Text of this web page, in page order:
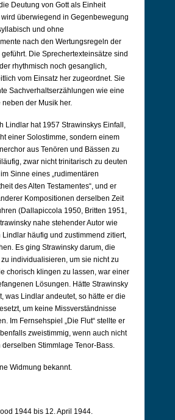
Deutung von Gott als Einheit
überwiegend in Gegenbewegung
und ohne
nach den Wertungsregeln der
Die Sprechertexteinsätze sind
rhythmisch noch gesanglich,
vom Einsatz her zugeordnet. Sie
Sachverhaltserzählungen wie eine
der Musik her.
Lindlar hat 1957 Strawinskys Einfall,
einer Solostimme, sondern einem
aus Tenören und Bässen zu
zwar nicht trinitarisch zu deuten
Sinne eines „rudimentären
des Alten Testamentes“, und er
Kompositionen derselben Zeit
(Dallapiccola 1950, Britten 1951,
nahe stehender Autor wie
häufig und zustimmend zitiert,
Es ging Strawinsky darum, die
individualisieren, um sie nicht zu
chorisch klingen zu lassen, war einer
Lösungen. Hätte Strawinsky
was Lindlar andeutet, so hätte er die
um keine Missverständnisse
Im Fernsehspiel „Die Flut“ stellte er
zweistimmig, wenn auch nicht
Stimmlage Tenor-Bass.
Widmung bekannt.
1944 bis 12. April 1944.